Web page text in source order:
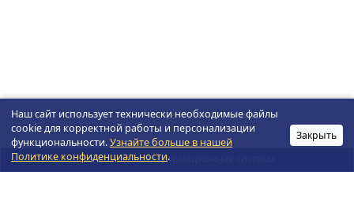
Электронная информационная система
Наш сайт использует технически необходимые файлы
cookie для корректной работы и персонализации
функциональности.Узнайте больше в нашей
Политике конфиденциальности.
Закрыть